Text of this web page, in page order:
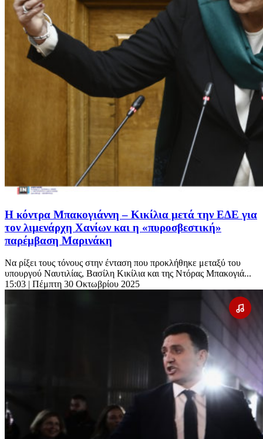
Η κόντρα Μπακογιάννη – Κικίλια μετά την ΕΔΕ για
τον λιμενάρχη Χανίων και η «πυροσβεστική»
παρέμβαση Μαρινάκη
Να ρίξει τους τόνους στην ένταση που προκλήθηκε μεταξύ του
υπουργού Ναυτιλίας, Βασίλη Κικίλια και της Ντόρας Μπακογιά...
15:03 | Πέμπτη 30 Οκτωβρίου 2025